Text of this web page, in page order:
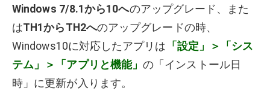
Windows 7/8.1から10へのアップグレード、また
はTH1からTH2へのアップグレードの時、
Windows10に対応したアプリは 「設定」＞「シス
テム」＞「アプリと機能」の「インストール日
時」に更新が入ります。